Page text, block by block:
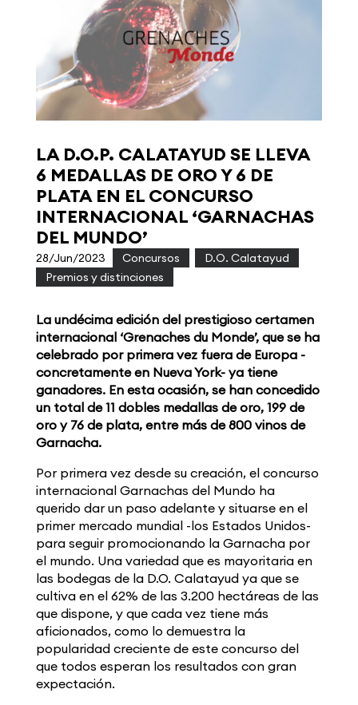
LA D.O.P. CALATAYUD SE LLEVA
6 MEDALLAS DE ORO Y 6 DE
PLATA EN EL CONCURSO
INTERNACIONAL ‘GARNACHAS
DEL MUNDO’
28/Jun/2023 Concursos D.O. Calatayud
Premios y distinciones
La undécima edición del prestigioso certamen
internacional ‘Grenaches du Monde’, que se ha
celebrado por primera vez fuera de Europa -
concretamente en Nueva York- ya tiene
ganadores. En esta ocasión, se han concedido
un total de 11 dobles medallas de oro, 199 de
oro y 76 de plata, entre más de 800 vinos de
Garnacha.
Por primera vez desde su creación, el concurso
internacional Garnachas del Mundo ha
querido dar un paso adelante y situarse en el
primer mercado mundial -los Estados Unidos-
para seguir promocionando la Garnacha por
el mundo. Una variedad que es mayoritaria en
las bodegas de la D.O. Calatayud ya que se
cultiva en el 62% de las 3.200 hectáreas de las
que dispone, y que cada vez tiene más
aficionados, como lo demuestra la
popularidad creciente de este concurso del
que todos esperan los resultados con gran
expectación.